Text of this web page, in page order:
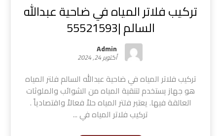
تركيب فلاتر المياه في ضاحية عبدالله
السالم |55521593
Admin
أكتوبر 24, 2024
تركيب فلاتر المياه في ضاحية عبدالله السالم فلتر المياه
هو جهاز يستخدم لتنقية المياه من الشوائب والملوثات
العالقة فيها. يعتبر فلتر المياه حلاً فعالاً واقتصادياً .
تركيب فلاتر المياه في ...